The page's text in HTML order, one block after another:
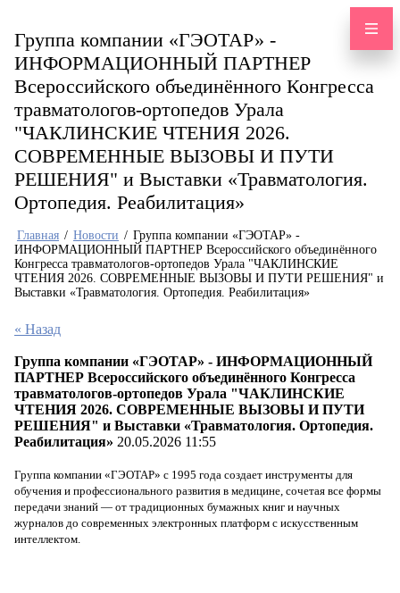
Группа компании «ГЭОТАР» -
ИНФОРМАЦИОННЫЙ ПАРТНЕР
Всероссийского объединённого Конгресса
травматологов-ортопедов Урала
"ЧАКЛИНСКИЕ ЧТЕНИЯ 2026.
СОВРЕМЕННЫЕ ВЫЗОВЫ И ПУТИ
РЕШЕНИЯ" и Выставки «Травматология.
Ортопедия. Реабилитация»
Главная / Новости / Группа компании «ГЭОТАР» -
ИНФОРМАЦИОННЫЙ ПАРТНЕР Всероссийского объединённого
Конгресса травматологов-ортопедов Урала "ЧАКЛИНСКИЕ
ЧТЕНИЯ 2026. СОВРЕМЕННЫЕ ВЫЗОВЫ И ПУТИ РЕШЕНИЯ" и
Выставки «Травматология. Ортопедия. Реабилитация»
« Назад
Группа компании «ГЭОТАР» - ИНФОРМАЦИОННЫЙ
ПАРТНЕР Всероссийского объединённого Конгресса
травматологов-ортопедов Урала "ЧАКЛИНСКИЕ
ЧТЕНИЯ 2026. СОВРЕМЕННЫЕ ВЫЗОВЫ И ПУТИ
РЕШЕНИЯ" и Выставки «Травматология. Ортопедия.
Реабилитация» 20.05.2026 11:55
Группа компании «ГЭОТАР» с 1995 года создает инструменты для
обучения и профессионального развития в медицине, сочетая все формы
передачи знаний — от традиционных бумажных книг и научных
журналов до современных электронных платформ с искусственным
интеллектом.